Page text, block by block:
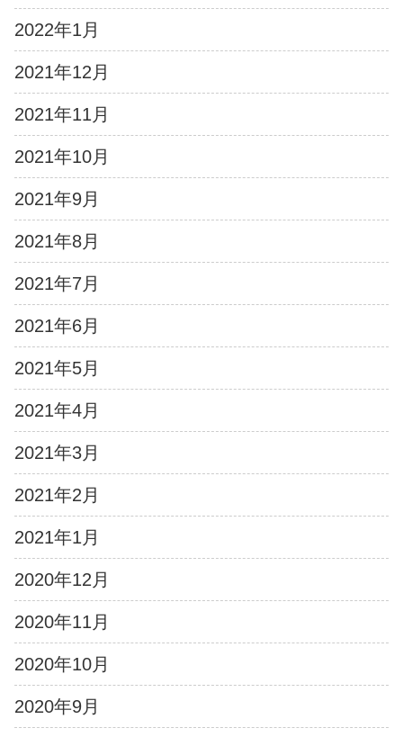
2022年1月
2021年12月
2021年11月
2021年10月
2021年9月
2021年8月
2021年7月
2021年6月
2021年5月
2021年4月
2021年3月
2021年2月
2021年1月
2020年12月
2020年11月
2020年10月
2020年9月